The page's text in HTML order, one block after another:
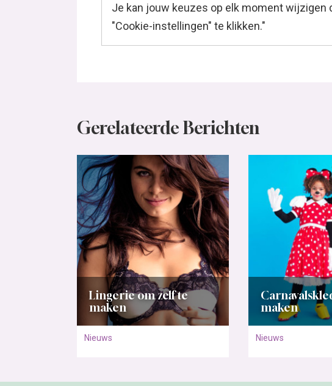
Je kan jouw keuzes op elk moment wijzigen
"Cookie-instellingen" te klikken."
Gerelateerde Berichten
Lingerie om zelf te
maken
Nieuws
maken
Nieuws